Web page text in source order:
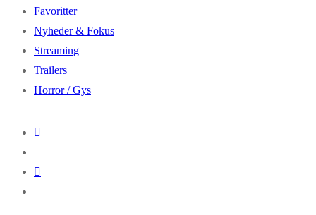
Favoritter
Nyheder & Fokus
Streaming
Trailers
Horror / Gys